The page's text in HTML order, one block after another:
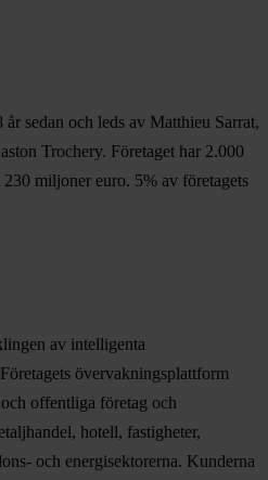
sedan och leds av Matthieu Sarrat,
Trochery. Företaget har 2.000
miljoner euro. 5% av företagets
av intelligenta
övervakningsplattform
offentliga företag och
hotell, fastigheter,
och energisektorerna. Kunderna